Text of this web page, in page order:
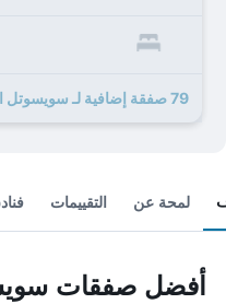
79 صفقة إضافية لـ سويسوتل الغُرير
لمحة عن التقييمات
أفضل صفقات